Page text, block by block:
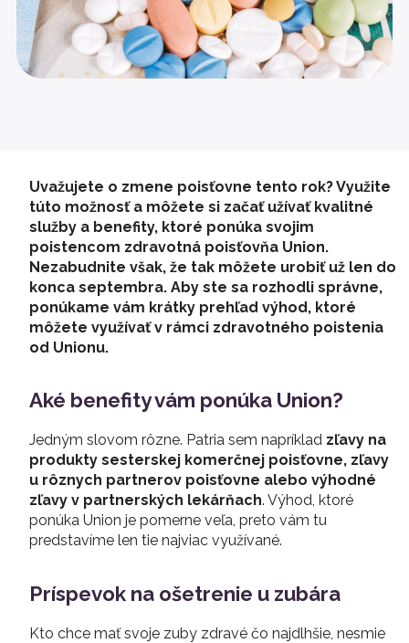
Uvažujete o zmene poisťovne tento rok? Využite
túto možnosť a môžete si začať užívať kvalitné
služby a benefity, ktoré ponúka svojim
poistencom zdravotná poisťovňa Union.
Nezabudnite však, že tak môžete urobiť už len do
konca septembra. Aby ste sa rozhodli správne,
ponúkame vám krátky prehľad výhod, ktoré
môžete využívať v rámci zdravotného poistenia
od Unionu.
Aké benefity vám ponúka Union?
Jedným slovom rôzne. Patria sem napríklad zľavy na
produkty sesterskej komerčnej poisťovne, zľavy
u rôznych partnerov poisťovne alebo výhodné
zľavy v partnerských lekárňach. Výhod, ktoré
ponúka Union je pomerne veľa, preto vám tu
predstavíme len tie najviac využívané.
Príspevok na ošetrenie u zubára
Kto chce mať svoje zuby zdravé čo najdlhšie, nesmie